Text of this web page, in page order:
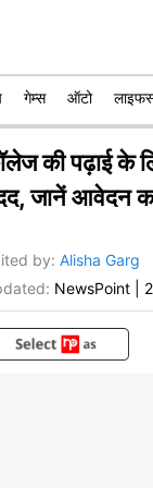
गेम्स ऑटो
की पढ़ाई के
जानें आवेदन
by: Alisha Garg
NewsPoint